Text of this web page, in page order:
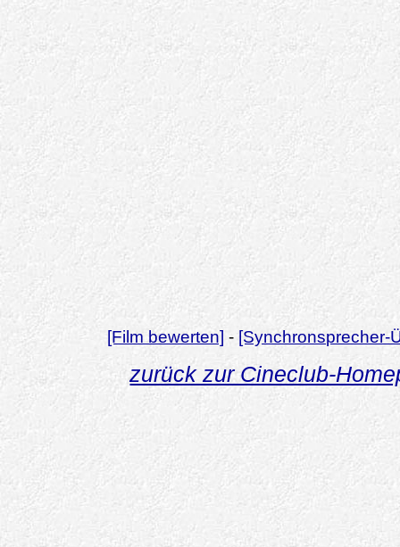
[Film bewerten] - [Synchronsprecher-
zurück zur Cineclub-